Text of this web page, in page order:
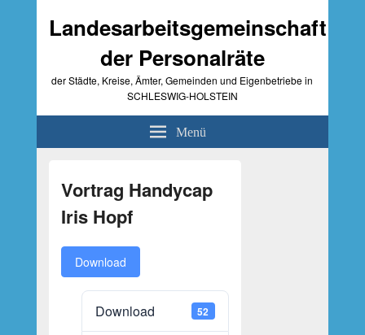
Landesarbeitsgemeinschaft
der Personalräte
der Städte, Kreise, Ämter, Gemeinden und Eigenbetriebe in
SCHLESWIG-HOLSTEIN
Menü
Vortrag Handycap
Iris Hopf
Download
Download 52
Seitenleisten-
Widgetbereich